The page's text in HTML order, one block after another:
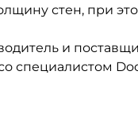
стен, при
и
специалистом